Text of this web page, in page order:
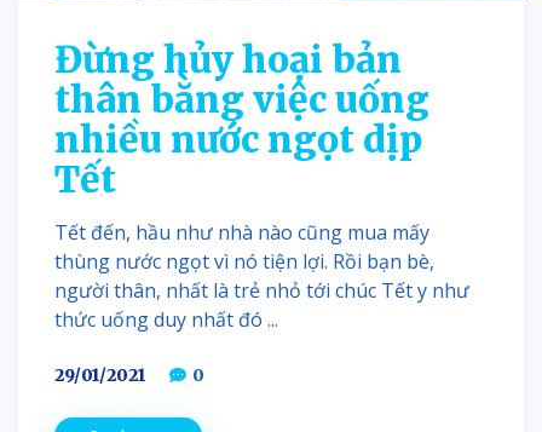
Đừng hủy hoại bản
thân bằng việc uống
nhiều nước ngọt dịp
Tết
Tết đến, hầu như nhà nào cũng mua mấy
thùng nước ngọt vì nó tiện lợi. Rồi bạn bè,
người thân, nhất là trẻ nhỏ tới chúc Tết y như
thức uống duy nhất đó ...
29/01/2021 0